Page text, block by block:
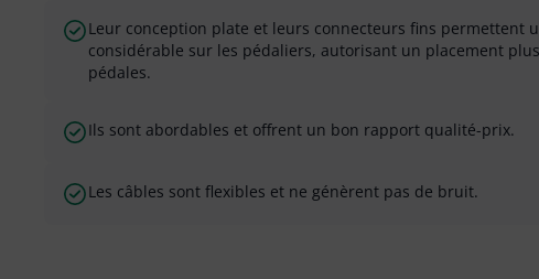
Leur conception plate et leurs connecteurs fins permettent
considérable sur les pédaliers, autorisant un placement
pédales.
Ils sont abordables et offrent un bon rapport qualité-prix.
Les câbles sont flexibles et ne génèrent pas de bruit.